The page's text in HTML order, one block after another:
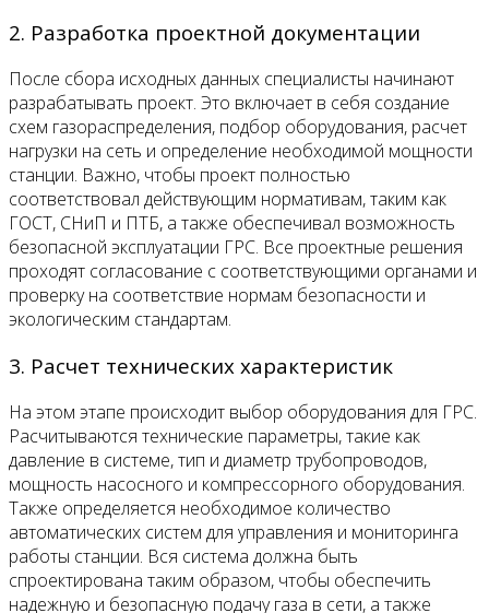
2. Разработка проектной документации
После сбора исходных данных специалисты начинают
разрабатывать проект. Это включает в себя создание
схем газораспределения, подбор оборудования, расчет
нагрузки на сеть и определение необходимой мощности
станции. Важно, чтобы проект полностью
соответствовал действующим нормативам, таким как
ГОСТ, СНиП и ПТБ, а также обеспечивал возможность
безопасной эксплуатации ГРС. Все проектные решения
проходят согласование с соответствующими органами и
проверку на соответствие нормам безопасности и
экологическим стандартам.
3. Расчет технических характеристик
На этом этапе происходит выбор оборудования для ГРС.
Расчитываются технические параметры, такие как
давление в системе, тип и диаметр трубопроводов,
мощность насосного и компрессорного оборудования.
Также определяется необходимое количество
автоматических систем для управления и мониторинга
работы станции. Вся система должна быть
спроектирована таким образом, чтобы обеспечить
надежную и безопасную подачу газа в сети, а также